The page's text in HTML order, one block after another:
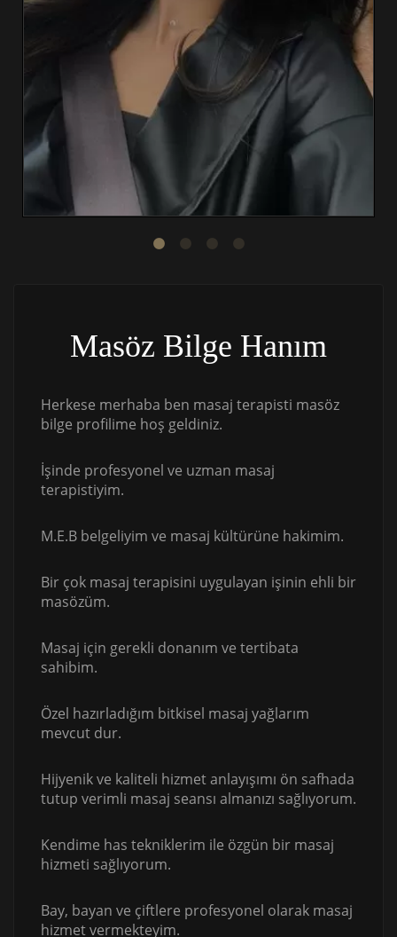
Masöz Bilge Hanım
Herkese merhaba ben masaj terapisti masöz
bilge profilime hoş geldiniz.
İşinde profesyonel ve uzman masaj
terapistiyim.
M.E.B belgeliyim ve masaj kültürüne hakimim.
Bir çok masaj terapisini uygulayan işinin ehli bir
masözüm.
Masaj için gerekli donanım ve tertibata
sahibim.
Özel hazırladığım bitkisel masaj yağlarım
mevcut dur.
Hijyenik ve kaliteli hizmet anlayışımı ön safhada
tutup verimli masaj seansı almanızı sağlıyorum.
Kendime has tekniklerim ile özgün bir masaj
hizmeti sağlıyorum.
Bay, bayan ve çiftlere profesyonel olarak masaj
hizmet vermekteyim.